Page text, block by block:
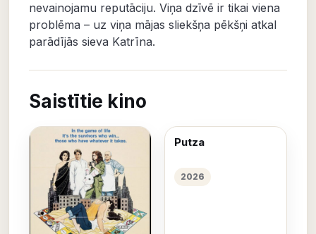
nevainojamu reputāciju. Viņa dzīvē ir tikai viena
problēma – uz viņa mājas sliekšņa pēkšņi atkal
parādījās sieva Katrīna.
Saistītie kino
Putza
2026